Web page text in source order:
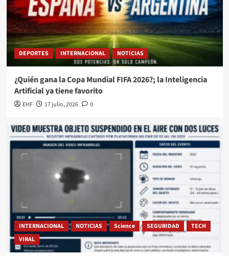
DEPORTES INTERNACIONAL NOTICIAS
¿Quién gana la Copa Mundial FIFA 2026?; la Inteligencia
Artificial ya tiene favorito
EHF 17 julio, 2026 0
INTERNACIONAL NOTICIAS Science SEGURIDAD
TECH
VIRAL